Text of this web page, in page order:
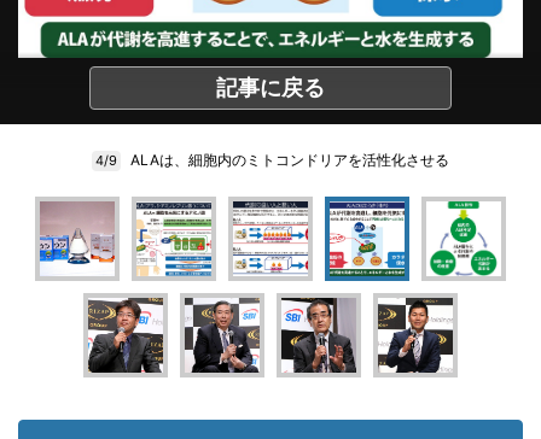
記事に戻る
4/9 ALAは、細胞内のミトコンドリアを活性化させる